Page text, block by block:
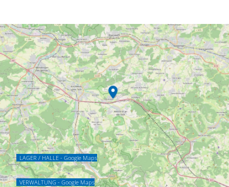
LAGER / HALLE - Google Maps
VERWALTUNG - Google Maps